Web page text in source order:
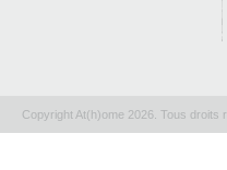
Copyright At(h)ome 2026. Tous droits